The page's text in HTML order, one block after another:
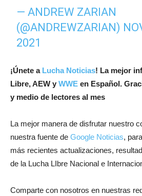
— ANDREW ZARIAN
(@ANDREWZARIAN)
2021
¡Únete a Lucha Noticias! La mejor
Libre, AEW y WWE en Español.
y medio de lectores al mes
La mejor manera de disfrutar nuestro
nuestra fuente de Google Noticias,
más recientes actualizaciones,
de la Lucha LIbre Nacional e
Comparte con nosotros en nuestras